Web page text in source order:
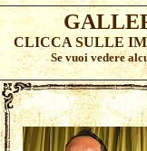
CLICCA SULLE
Se vuoi vedere